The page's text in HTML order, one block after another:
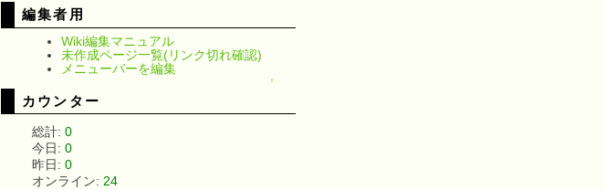
編集者用
Wiki編集マニュアル
未作成ページ一覧(リンク切れ確認)
メニューバーを編集
↑
カウンター
総計: 0
今日: 0
昨日: 0
オンライン: 24